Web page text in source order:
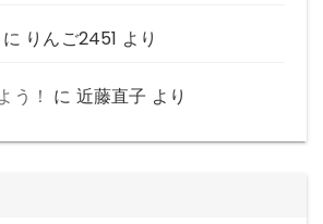
に りんご2451 より
う！ に 近藤直子 より